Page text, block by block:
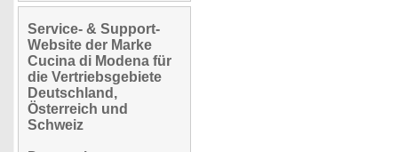
Service- & Support-
Website der Marke
Cucina di Modena für
die Vertriebsgebiete
Deutschland,
Österreich und
Schweiz